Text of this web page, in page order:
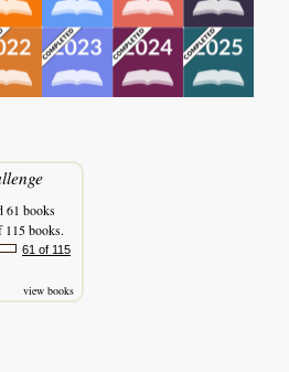
61 books
115 books.
61 of 115
view books